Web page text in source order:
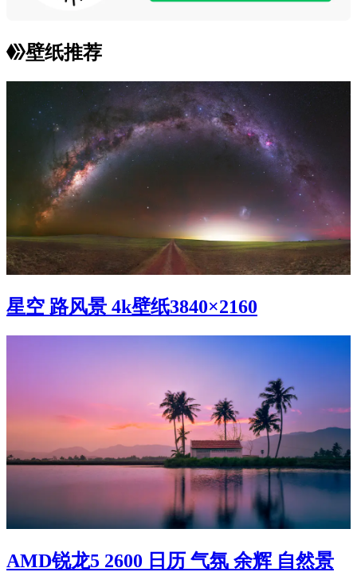
壁纸推荐
星空 路风景 4k壁纸3840×2160
AMD锐龙5 2600 日历 气氛 余辉 自然景